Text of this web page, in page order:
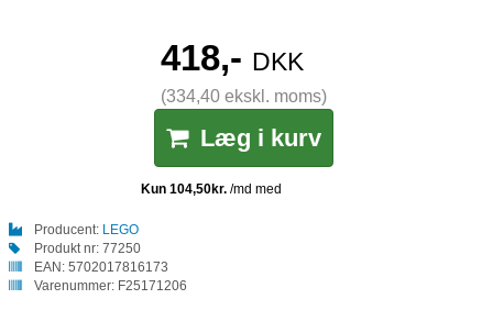
418,- DKK
(334,40 ekskl. moms)
Læg i kurv
Producent: LEGO
Produkt nr: 77250
EAN: 5702017816173
Varenummer: F25171206